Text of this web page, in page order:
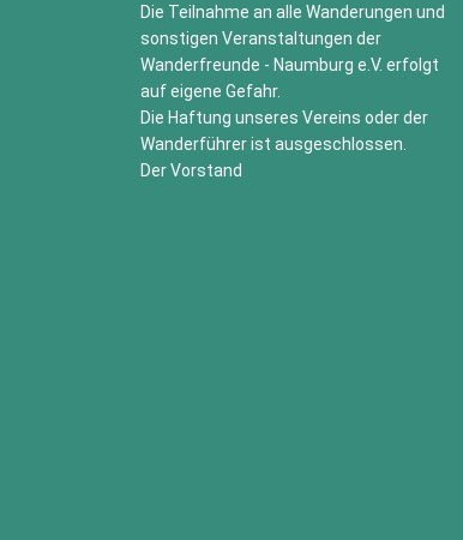
Die Teilnahme an alle Wanderungen und
sonstigen Veranstaltungen der
Wanderfreunde - Naumburg e.V. erfolgt
auf eigene Gefahr.
Die Haftung unseres Vereins oder der
Wanderführer ist ausgeschlossen.
Der Vorstand